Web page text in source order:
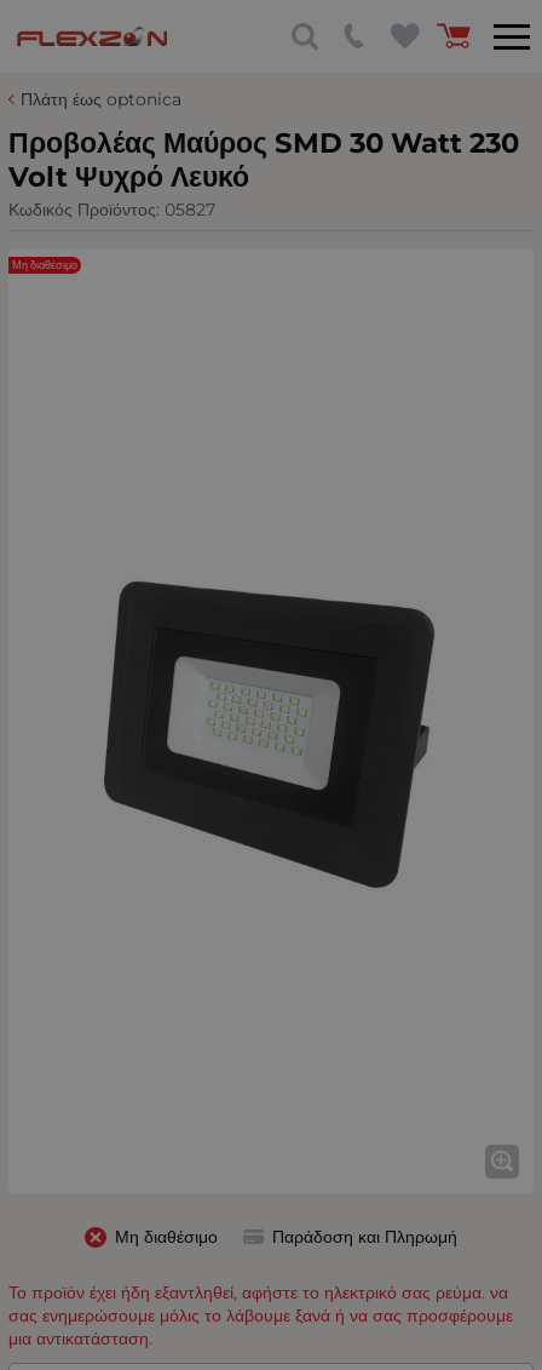
Πλάτη έως optonica
Προβολέας Μαύρος SMD 30 Watt 230
Volt Ψυχρό Λευκό
Κωδικός Προϊόντος: 05827
Μη διαθέσιμο
Μη διαθέσιμο Παράδοση και Πληρωμή
Το προϊόν έχει ήδη εξαντληθεί, αφήστε το ηλεκτρικό σας ρεύμα. να
σας ενημερώσουμε μόλις το λάβουμε ξανά ή να σας προσφέρουμε
μια αντικατάσταση.